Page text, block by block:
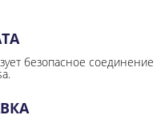
безопасное соединение